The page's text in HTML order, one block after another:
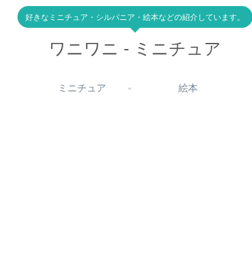
好きなミニチュア・シルバニア・絵本などの紹介しています。
ワニワニ - ミニチュア
ミニチュア 絵本